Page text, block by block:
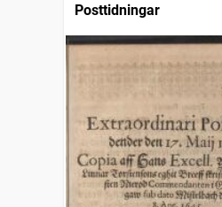
Posttidningar